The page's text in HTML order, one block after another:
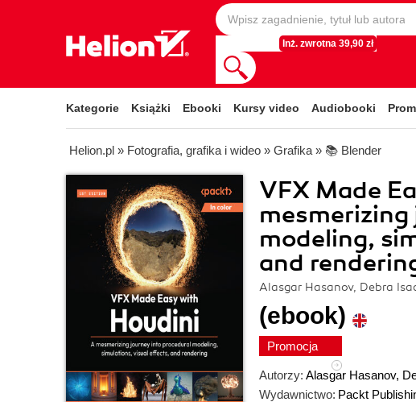
Inż. zwrotna 39,90 zł
Kategorie Książki Ebooki Kursy video Audiobooki
Helion.pl » Fotografia, grafika i wideo » Grafika » 📚 Blender
VFX Made
modeling,
and
Alasgar Hasanov, Debra
(ebook)
Promocja
Autorzy: Alasgar Hasanov,
Wydawnictwo: Packt